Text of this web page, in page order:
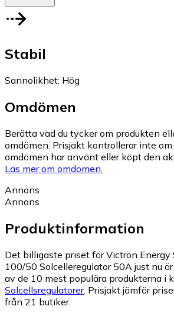
Stabil
Sannolikhet: Hög
Omdömen
Berätta vad du tycker om produkten
omdömen. Prisjakt kontrollerar inte
omdömen har använt eller köpt den
Läs mer om omdömen.
Annons
Annons
Produktinformation
Det billigaste priset för Victron Energy
100/50 Solcelleregulator 50A just nu
av de 10 mest populära produkterna i
Solcellsregulatorer. Prisjakt jämför
från 21 butiker.